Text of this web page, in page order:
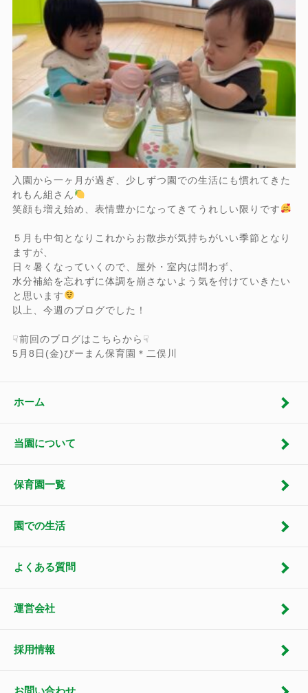
入園から一ヶ月が過ぎ、少しずつ園での生活にも慣れてきた
れもん組さん
笑顔も増え始め、表情豊かになってきてうれしい限りです
５月も中旬となりこれからお散歩が気持ちがいい季節となり
ますが、
日々暑くなっていくので、屋外・室内は問わず、
水分補給を忘れずに体調を崩さないよう気を付けていきたい
と思います
以上、今週のブログでした！
☟前回のブログはこちらから☟
5月8日(金)ぴーまん保育園＊二俣川
ホーム
当園について
保育園一覧
園での生活
よくある質問
運営会社
採用情報